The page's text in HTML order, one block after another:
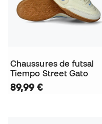
Chaussures de futsal
Tiempo Street Gato
89,99 €